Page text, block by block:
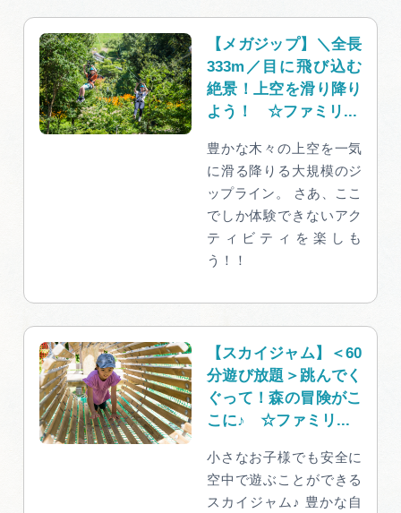
【メガジップ】＼全長
333m／目に飛び込む
絶景！上空を滑り降り
よう！ ☆ファミリ...
豊かな木々の上空を一気
に滑る降りる大規模のジ
ップライン。 さあ、ここ
でしか体験できないアク
ティビティを楽しも
う！！
【スカイジャム】＜60
分遊び放題＞跳んでく
ぐって！森の冒険がこ
こに♪ ☆ファミリ...
小さなお子様でも安全に
空中で遊ぶことができる
スカイジャム♪ 豊かな自